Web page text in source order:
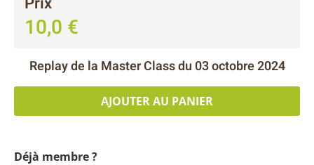
10,0 €
Replay de la Master Class du 03 octobre 2024
AJOUTER AU PANIER
Déjà membre ?